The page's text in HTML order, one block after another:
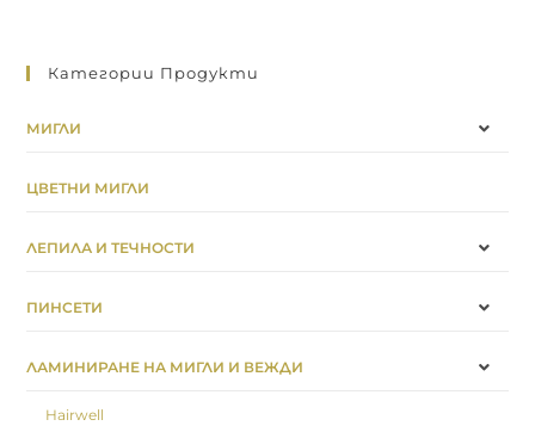
Категории Продукти
МИГЛИ
ЦВЕТНИ МИГЛИ
ЛЕПИЛА И ТЕЧНОСТИ
ПИНСЕТИ
ЛАМИНИРАНЕ НА МИГЛИ И ВЕЖДИ
Hairwell